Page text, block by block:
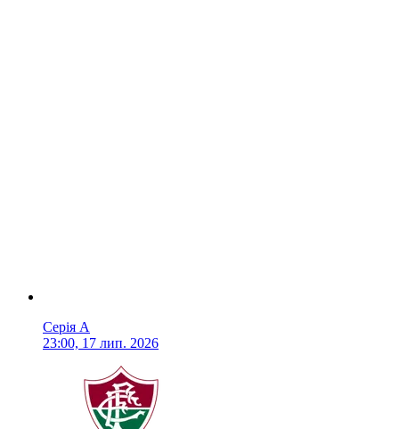
Серія А
23:00, 17 лип. 2026